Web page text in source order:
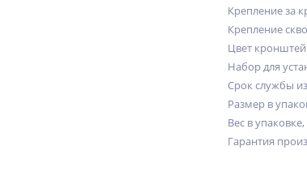
Крепление за
Крепление
Цвет
Набор для
Срок службы
Размер в
Вес в упаковке,
Гарантия